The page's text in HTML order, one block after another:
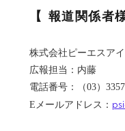
報道関係者
株式会社ピーエスアイ
広報担当：内藤
電話番号：（03）
Eメールアドレス：